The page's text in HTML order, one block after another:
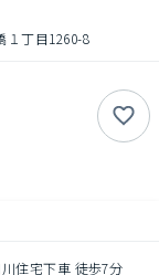
丁目1260-8
住宅下車 徒歩7分